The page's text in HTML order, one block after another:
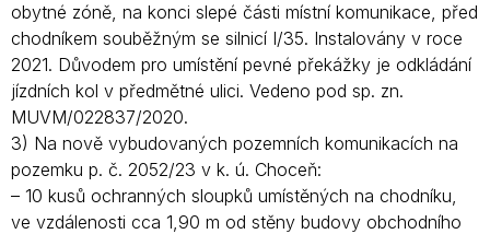
obytné zóně, na konci slepé části místní komunikace, před
chodníkem souběžným se silnicí I/35. Instalovány v roce
2021. Důvodem pro umístění pevné překážky je odkládání
jízdních kol v předmětné ulici. Vedeno pod sp. zn.
MUVM/022837/2020.
3) Na nově vybudovaných pozemních komunikacích na
pozemku p. č. 2052/23 v k. ú. Choceň:
– 10 kusů ochranných sloupků umístěných na chodníku,
ve vzdálenosti cca 1,90 m od stěny budovy obchodního